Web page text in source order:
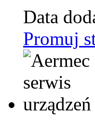
Data
Promuj